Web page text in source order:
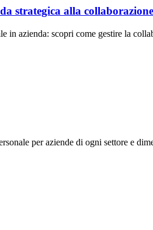
alla collaborazione tra
scopri come gestire la
per aziende di ogni settore e